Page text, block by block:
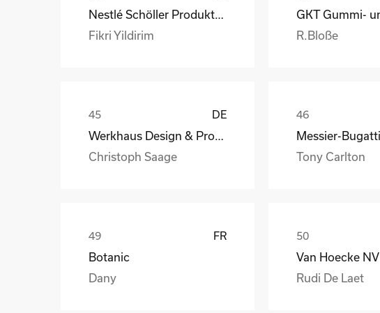
Fikri Yildirim
R.Bloße
DE
Christoph Saage
Tony Carlton
FR
Botanic
Dany
Van Hoecke NV
Rudi De Laet